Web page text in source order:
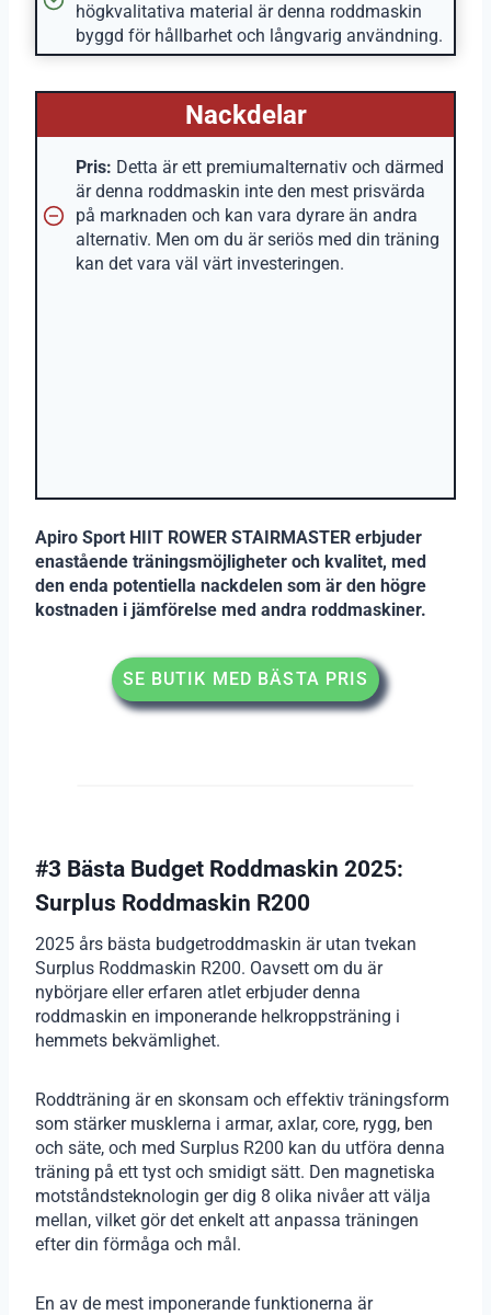
högkvalitativa material är denna roddmaskin
byggd för hållbarhet och långvarig användning.
Nackdelar
Pris: Detta är ett premiumalternativ och därmed
är denna roddmaskin inte den mest prisvärda
på marknaden och kan vara dyrare än andra
alternativ. Men om du är seriös med din träning
kan det vara väl värt investeringen.
Apiro Sport HIIT ROWER STAIRMASTER erbjuder
enastående träningsmöjligheter och kvalitet, med
den enda potentiella nackdelen som är den högre
kostnaden i jämförelse med andra roddmaskiner.
SE BUTIK MED BÄSTA PRIS
#3 Bästa Budget Roddmaskin 2025:
Surplus Roddmaskin R200
2025 års bästa budgetroddmaskin är utan tvekan
Surplus Roddmaskin R200. Oavsett om du är
nybörjare eller erfaren atlet erbjuder denna
roddmaskin en imponerande helkroppsträning i
hemmets bekvämlighet.
Roddträning är en skonsam och effektiv träningsform
som stärker musklerna i armar, axlar, core, rygg, ben
och säte, och med Surplus R200 kan du utföra denna
träning på ett tyst och smidigt sätt. Den magnetiska
motståndsteknologin ger dig 8 olika nivåer att välja
mellan, vilket gör det enkelt att anpassa träningen
efter din förmåga och mål.
En av de mest imponerande funktionerna är